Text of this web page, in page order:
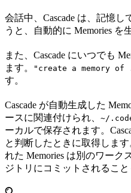
会話中、Cascade は、記憶
うと、自動的に Memories を
また、Cascade にいつでも
ます。
"create a memory
す。
Cascade が自動生成した
ースに関連付けられ、 ~/
ーカルで保存されます。
と判断したときに取得しま
れた Memories は別のワーク
ジトリにコミットされること